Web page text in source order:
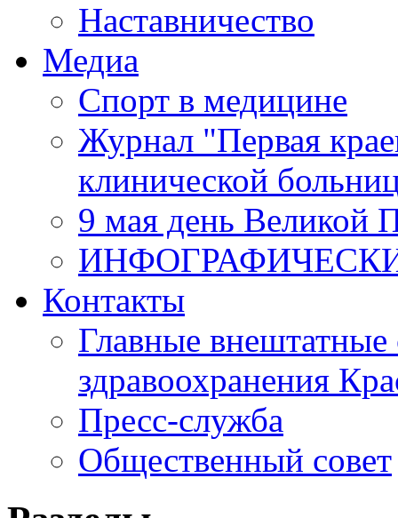
Наставничество
Медиа
Спорт в медицине
Журнал "Первая
клинической
9 мая день Великой
Контакты
Главные внештатные
здравоохранения
Пресс-служба
Общественный совет